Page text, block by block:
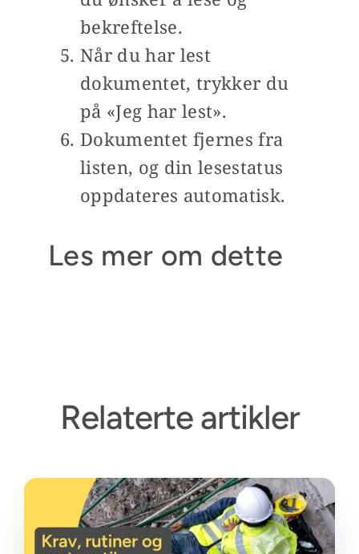
bekreftelse.
Når du har lest
dokumentet, trykker du
på «Jeg har lest».
Dokumentet fjernes fra
listen, og din lesestatus
oppdateres automatisk.
Les mer om dette
Relaterte artikler